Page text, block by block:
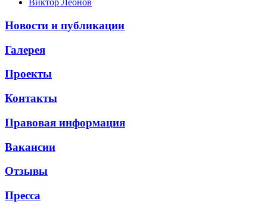
Виктор Леонов
Новости и публикации
Галерея
Проекты
Контакты
Правовая информация
Вакансии
Отзывы
Пресса